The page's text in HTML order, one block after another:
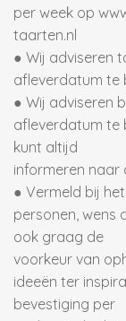
per week op
taarten.nl
● Wij adviseren
afleverdatum te
● Wij adviseren
afleverdatum te
kunt altijd
informeren naar
● Vermeld bij
personen, wens
ook graag de
voorkeur van
ideeën ter
bevestiging per